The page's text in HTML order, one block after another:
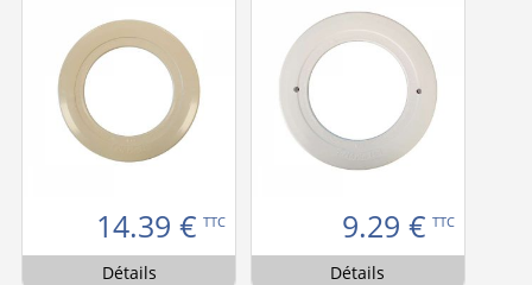
14.39 € TTC
Détails
9.29 € TTC
Détails